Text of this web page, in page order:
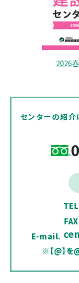
2026
センターの紹介
E-mail.
※【@】を